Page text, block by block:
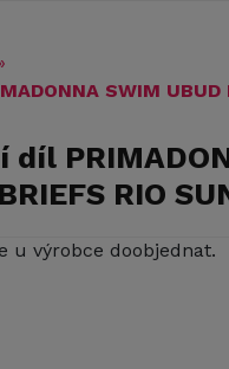
SWIM UBUD
RIO
u výrobce doobjednat.